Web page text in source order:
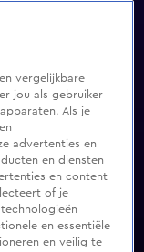
vergelijkbare
jou als gebruiker
Als je
advertenties en
en diensten
en content
of je
en essentiële
en veilig te